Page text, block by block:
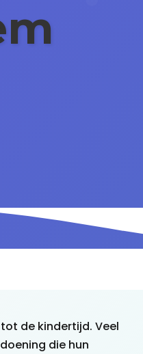
de kindertijd. Veel
die hun